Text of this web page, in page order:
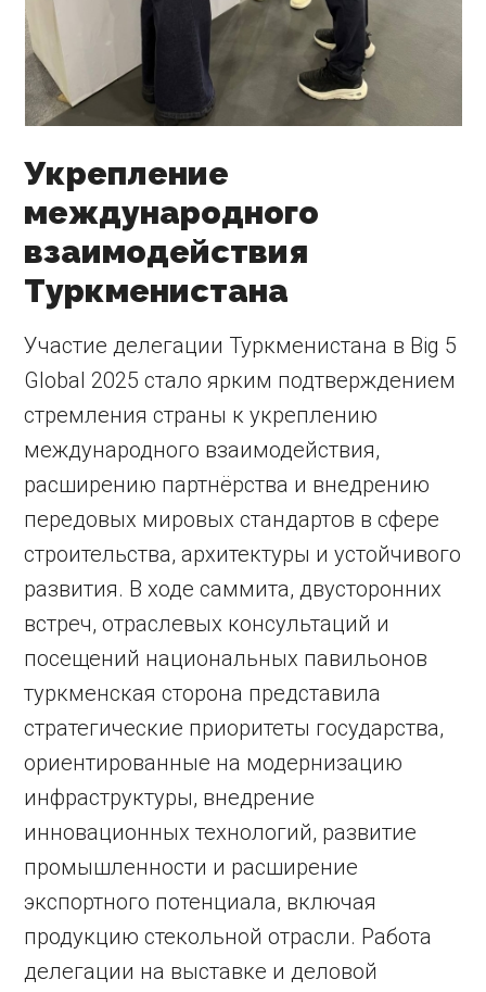
Укрепление
международного
взаимодействия
Туркменистана
Участие делегации Туркменистана в Big 5
Global 2025 стало ярким подтверждением
стремления страны к укреплению
международного взаимодействия,
расширению партнёрства и внедрению
передовых мировых стандартов в сфере
строительства, архитектуры и устойчивого
развития. В ходе саммита, двусторонних
встреч, отраслевых консультаций и
посещений национальных павильонов
туркменская сторона представила
стратегические приоритеты государства,
ориентированные на модернизацию
инфраструктуры, внедрение
инновационных технологий, развитие
промышленности и расширение
экспортного потенциала, включая
продукцию стекольной отрасли. Работа
делегации на выставке и деловой